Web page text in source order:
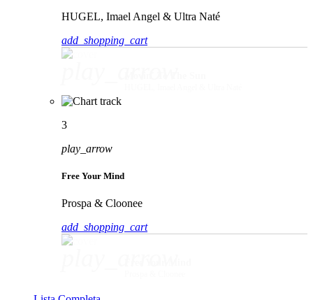
HUGEL, Imael Angel & Ultra Naté
add_shopping_cart
3
play_arrow
Free Your Mind
Prospa & Cloonee
add_shopping_cart